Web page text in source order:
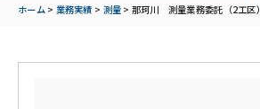
ホーム> 業務実績 > 測量 > 那珂川 測量業務委託（2工区）